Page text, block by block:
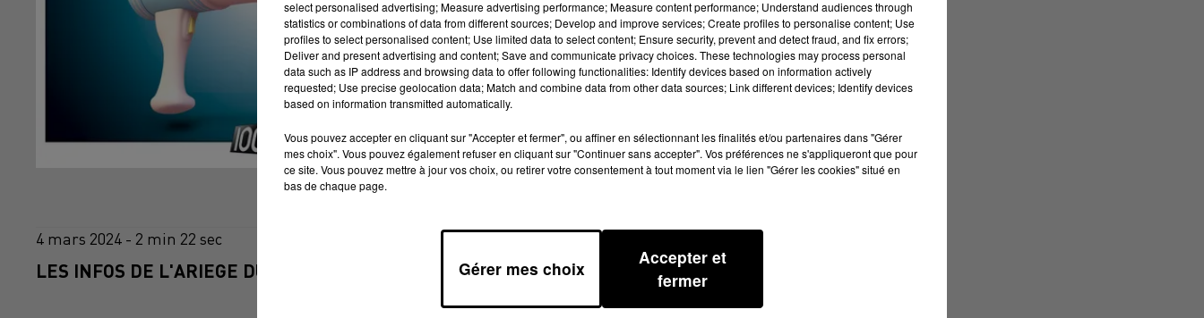
4 mars 2024 - 2 min 22 sec
LES INFOS DE L'ARIEGE DU 04/03/2024 À 14H00
select personalised advertising; Measure advertising performance; Measure content performance; Understand audiences through
statistics or combinations of data from different sources; Develop and improve services; Create profiles to personalise content; Use
profiles to select personalised content; Use limited data to select content; Ensure security, prevent and detect fraud, and fix errors;
Deliver and present advertising and content; Save and communicate privacy choices. These technologies may process personal
data such as IP address and browsing data to offer following functionalities: Identify devices based on information actively
requested; Use precise geolocation data; Match and combine data from other data sources; Link different devices; Identify devices
based on information transmitted automatically.
Vous pouvez accepter en cliquant sur "Accepter et fermer", ou affiner en sélectionnant les finalités et/ou partenaires dans "Gérer
mes choix". Vous pouvez également refuser en cliquant sur "Continuer sans accepter". Vos préférences ne s'appliqueront que pour
ce site. Vous pouvez mettre à jour vos choix, ou retirer votre consentement à tout moment via le lien "Gérer les cookies" situé en
bas de chaque page.
Gérer mes choix
Accepter et
fermer